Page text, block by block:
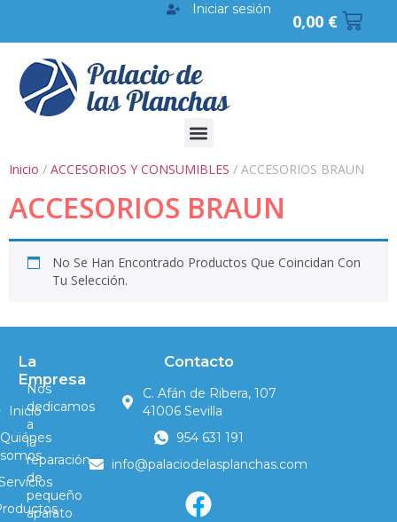
0,00 €
Iniciar sesión
Inicio / ACCESORIOS Y CONSUMIBLES / ACCESORIOS BRAUN
ACCESORIOS BRAUN
No Se Han Encontrado Productos Que Coincidan Con
Tu Selección.
Nos
dedicamos
a
la
reparación
de
pequeño
aparato
La
Empresa
Inicio
Quiénes
somos
Contacto
C. Afán de Ribera, 107
41006 Sevilla
954 631 191
info@palaciodelasplanchas.com